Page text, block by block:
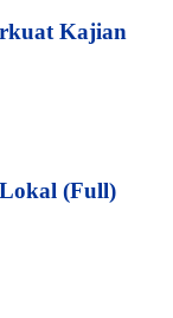
Kajian
(Full)